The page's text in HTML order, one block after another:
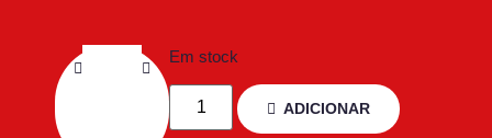
Em stock
ADICIONAR